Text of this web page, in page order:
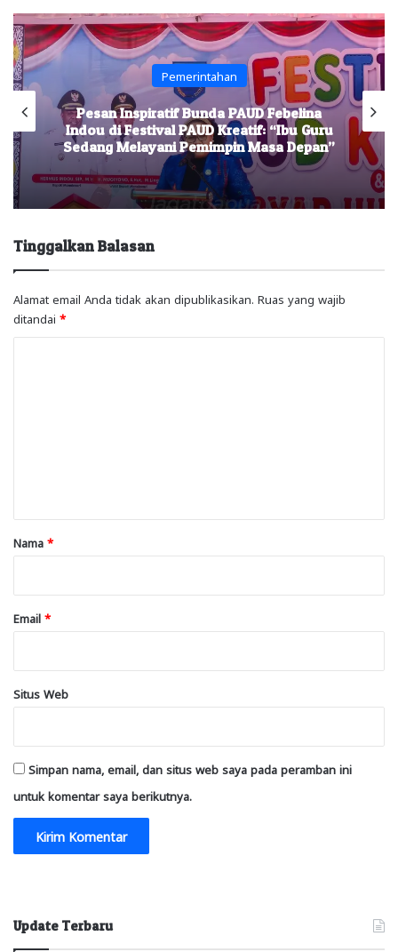
Pemerintahan
Pesan Inspiratif Bunda PAUD Febelina
Indou di Festival PAUD Kreatif: “Ibu Guru
Sedang Melayani Pemimpin Masa Depan”
Tinggalkan Balasan
Alamat email Anda tidak akan dipublikasikan. Ruas yang wajib
ditandai *
rNama *
Email *
Situs Web
Simpan nama, email, dan situs web saya pada peramban ini
untuk komentar saya berikutnya.
Update Terbaru